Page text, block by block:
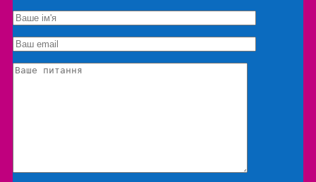
Екскурсія/локація